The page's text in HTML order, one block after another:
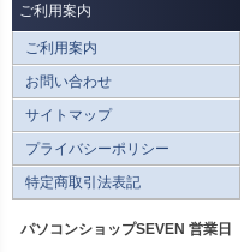
ご利用案内
ご利用案内
お問い合わせ
サイトマップ
プライバシーポリシー
特定商取引法表記
パソコンショップSEVEN 営業日